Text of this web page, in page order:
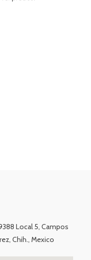
Local 5, Campos
Chih., Mexico